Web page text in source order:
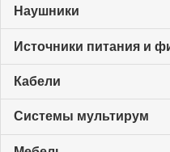
Наушники
Источники питания и
Кабели
Системы мультирум